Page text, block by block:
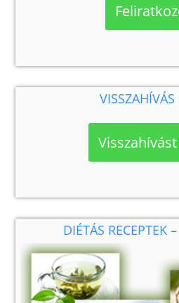
VISSZAHÍVÁS
DIÉTÁS RECEPTEK